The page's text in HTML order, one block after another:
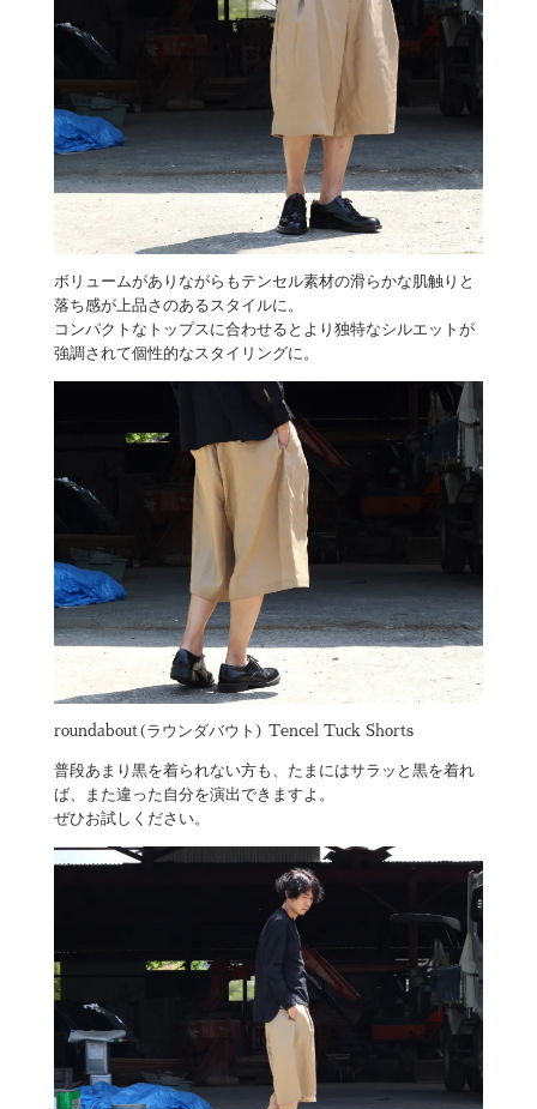
ボリュームがありながらもテンセル素材の滑らかな肌触りと
落ち感が上品さのあるスタイルに。
コンパクトなトップスに合わせるとより独特なシルエットが
強調されて個性的なスタイリングに。
roundabout(ラウンダバウト) Tencel Tuck Shorts
普段あまり黒を着られない方も、たまにはサラッと黒を着れ
ば、また違った自分を演出できますよ。
ぜひお試しください。